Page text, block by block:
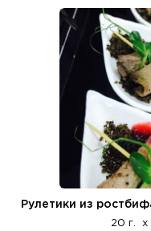
Рулетики из
20 г. x